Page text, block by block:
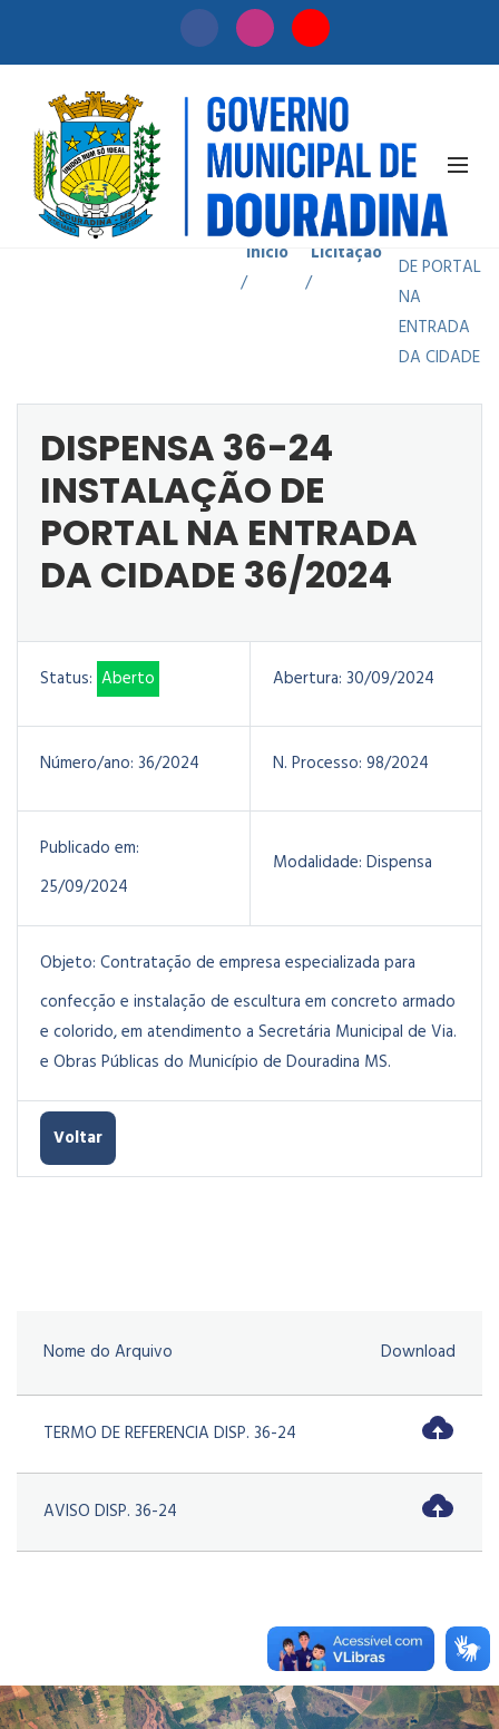
Início
/
Licitação
/
DISPENSA
36-24
INSTALAÇÃO
DE PORTAL
NA
ENTRADA
DA CIDADE
DISPENSA 36-24
INSTALAÇÃO DE
PORTAL NA ENTRADA
DA CIDADE 36/2024
Status: Aberto Abertura: 30/09/2024
Número/ano: 36/2024 N. Processo: 98/2024
Publicado em:
25/09/2024
Modalidade: Dispensa
Objeto: Contratação de empresa especializada para
confecção e instalação de escultura em concreto armado
e colorido, em atendimento a Secretária Municipal de Via.
e Obras Públicas do Município de Douradina MS.
Voltar
Nome do Arquivo Download
TERMO DE REFERENCIA DISP. 36-24
AVISO DISP. 36-24